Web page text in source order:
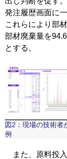
発注履歴画面に
これらにより部
部材廃棄量を
とする。
図2：現場の技術者
例
また、原料投